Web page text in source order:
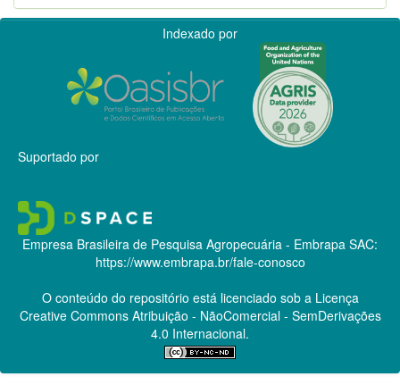
Indexado por
Suportado por
Empresa Brasileira de Pesquisa Agropecuária - Embrapa SAC:
https://www.embrapa.br/fale-conosco
O conteúdo do repositório está licenciado sob a Licença
Creative CommonsAtribuição - NãoComercial - SemDerivações
4.0 Internacional.